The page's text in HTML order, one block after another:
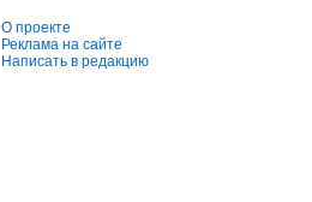
О проекте
Реклама на сайте
Написать в редакцию